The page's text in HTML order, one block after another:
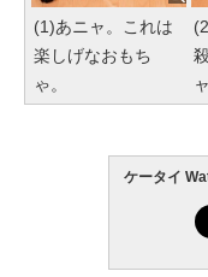
(1)あニャ。これは
楽しげなおもち
ゃ。
ケータイ